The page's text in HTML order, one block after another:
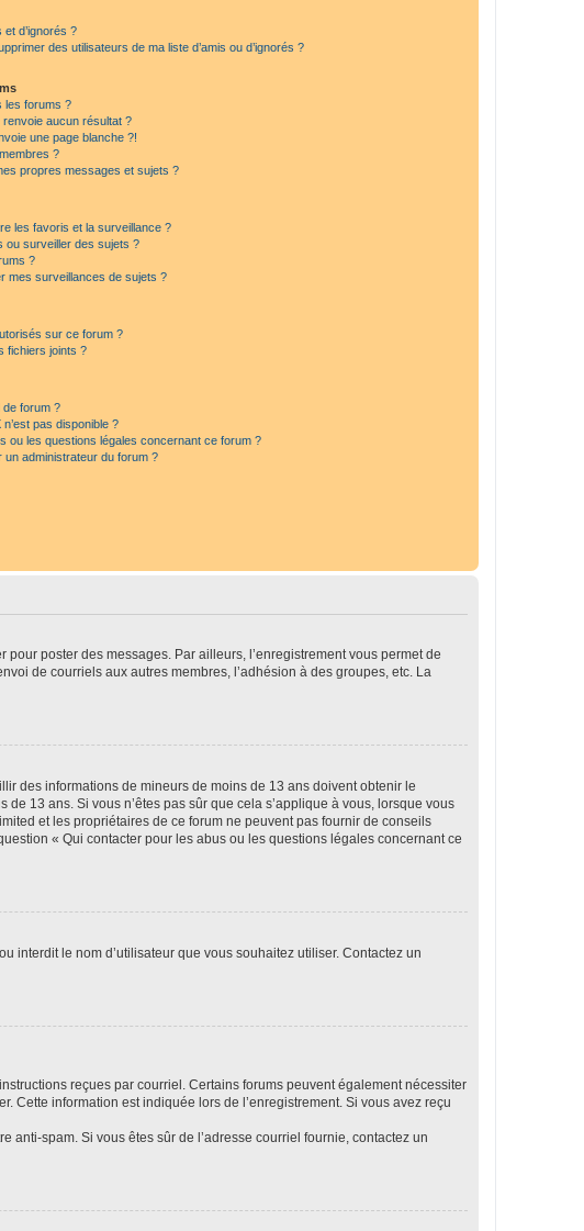
et d’ignorés ?
des utilisateurs de ma liste d’amis ou d’ignorés ?
les forums ?
aucun résultat ?
une page blanche ?!
?
propres messages et sujets ?
les favoris et la surveillance ?
ou surveiller des sujets ?
?
mes surveillances de sujets ?
sur ce forum ?
fichiers joints ?
de forum ?
pas disponible ?
ou les questions légales concernant ce forum ?
administrateur du forum ?
poster des messages. Par ailleurs, l’enregistrement vous permet de
de courriels aux autres membres, l’adhésion à des groupes, etc. La
des informations de mineurs de moins de 13 ans doivent obtenir le
13 ans. Si vous n’êtes pas sûr que cela s’applique à vous, lorsque vous
et les propriétaires de ce forum ne peuvent pas fournir de conseils
« Qui contacter pour les abus ou les questions légales concernant ce
interdit le nom d’utilisateur que vous souhaitez utiliser. Contactez un
reçues par courriel. Certains forums peuvent également nécessiter
Cette information est indiquée lors de l’enregistrement. Si vous avez reçu
anti-spam. Si vous êtes sûr de l’adresse courriel fournie, contactez un